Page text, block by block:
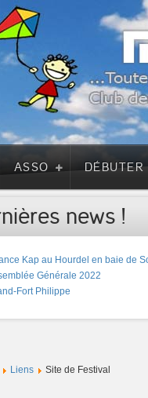
ASSO DÉBUTER
news !
Kap au Hourdel en baie de
Générale 2022
Fort Philippe
Liens Site de Festival